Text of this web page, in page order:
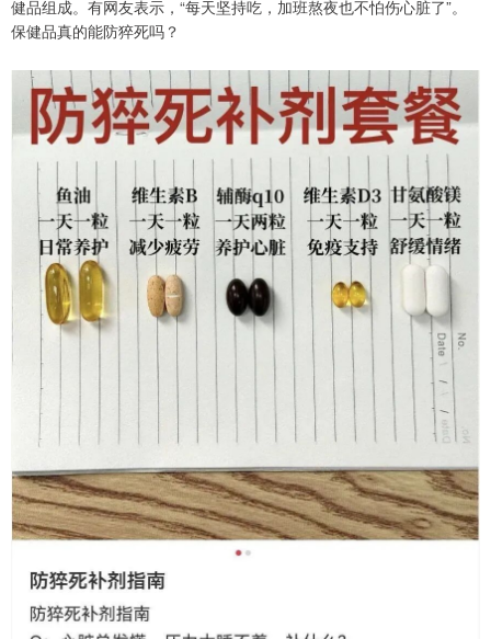
健品组成。有网友表示，“每天坚持吃，加班熬夜也不怕伤心脏了”。
保健品真的能防猝死吗？